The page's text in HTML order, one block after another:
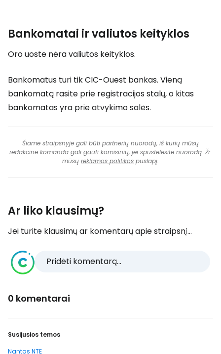
Bankomatai ir valiutos keityklos
Oro uoste nėra valiutos keityklos.
Bankomatus turi tik CIC-Ouest bankas. Vieną
bankomatą rasite prie registracijos stalų, o kitas
bankomatas yra prie atvykimo salės.
Šiame straipsnyje gali būti partnerių nuorodų, iš kurių mūsų
redakcinė komanda gali gauti komisinių, jei spustelėsite nuorodą. Žr.
mūsų reklamos politikos puslapį.
Ar liko klausimų?
Jei turite klausimų ar komentarų apie straipsnį...
Pridėti komentarą...
0 komentarai
Susijusios temos
Nantas NTE